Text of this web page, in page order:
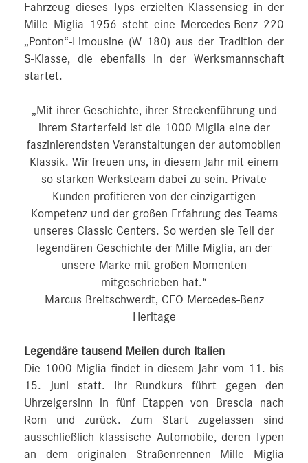
Fahrzeug dieses Typs erzielten Klassensieg in der
Mille Miglia 1956 steht eine Mercedes-Benz 220
„Ponton“-Limousine (W 180) aus der Tradition der
S-Klasse, die ebenfalls in der Werksmannschaft
startet.
„Mit ihrer Geschichte, ihrer Streckenführung und
ihrem Starterfeld ist die 1000 Miglia eine der
faszinierendsten Veranstaltungen der automobilen
Klassik. Wir freuen uns, in diesem Jahr mit einem
so starken Werksteam dabei zu sein. Private
Kunden profitieren von der einzigartigen
Kompetenz und der großen Erfahrung des Teams
unseres Classic Centers. So werden sie Teil der
legendären Geschichte der Mille Miglia, an der
unsere Marke mit großen Momenten
mitgeschrieben hat.“
Marcus Breitschwerdt, CEO Mercedes-Benz
Heritage
Legendäre tausend Meilen durch Italien
Die 1000 Miglia findet in diesem Jahr vom 11. bis
15. Juni statt. Ihr Rundkurs führt gegen den
Uhrzeigersinn in fünf Etappen von Brescia nach
Rom und zurück. Zum Start zugelassen sind
ausschließlich klassische Automobile, deren Typen
an dem originalen Straßenrennen Mille Miglia